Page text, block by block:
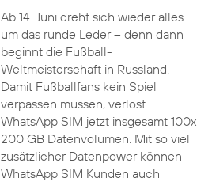
Ab 14. Juni dreht sich wieder alles
um das runde Leder – denn dann
beginnt die Fußball-
Weltmeisterschaft in Russland.
Damit Fußballfans kein Spiel
verpassen müssen, verlost
WhatsApp SIM jetzt insgesamt 100x
200 GB Datenvolumen. Mit so viel
zusätzlicher Datenpower können
WhatsApp SIM Kunden auch